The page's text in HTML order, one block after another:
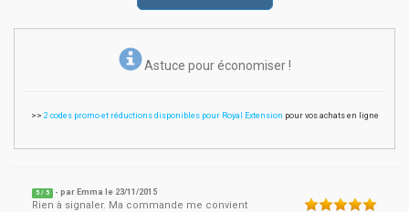
Astuce pour économiser !
>> 2 codes promo et réductions disponibles pour Royal Extension pour vos achats en ligne
5 / 5 - par Emma le 23/11/2015
Rien à signaler. Ma commande me convient